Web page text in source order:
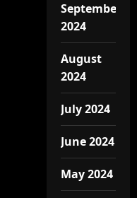
September
2024
August
2024
July 2024
June 2024
May 2024